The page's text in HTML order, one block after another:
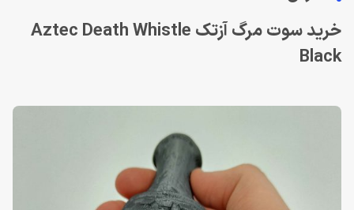
خرید سوت مرگ آزتک Aztec Death Whistle
Black